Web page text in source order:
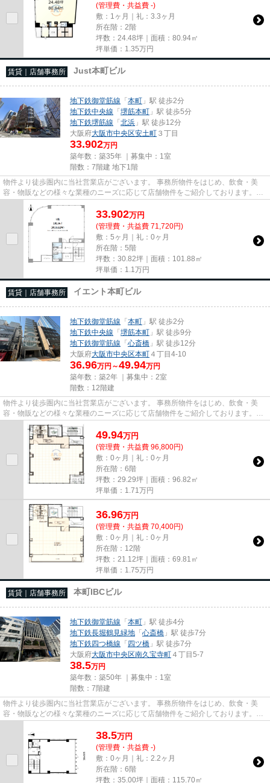
(管理費・共益費 -)
敷：1ヶ月｜礼：3.3ヶ月
所在階：2階
坪数：24.48坪｜面積：80.94㎡
坪単価： 1.35万円
賃貸｜店舗事務所 Just本町ビル
地下鉄御堂筋線 「本町 」駅 徒歩2分
地下鉄中央線 「堺筋本町 」駅 徒歩5分
地下鉄堺筋線 「北浜 」駅 徒歩12分
大阪府大阪市中央区安土町 ３丁目
33.902万円
築年数：築35年 ｜募集中： 1室
階数：7階建 地下1階
物件より徒歩圏内に当社営業店がございます。 事務所物件をはじめ、飲食・美
容・物販などの様々な業種のニーズに応じて店舗物件をご紹介しております。
尚、弊社ではおとり広告は一切...
33.902万円
(管理費・共益費 71,720円)
敷：5ヶ月｜礼：0ヶ月
所在階：5階
坪数：30.82坪｜面積：101.88㎡
坪単価： 1.1 万円
賃貸｜店舗事務所 イエント本町ビル
地下鉄御堂筋線 「本町 」駅 徒歩2分
地下鉄中央線 「堺筋本町 」駅 徒歩9分
地下鉄御堂筋線 「心斎橋 」駅 徒歩12分
大阪府大阪市中央区本町 ４丁目4-10
36.96万円～49.94万円
築年数：築2年 ｜募集中： 2室
階数：12階建
物件より徒歩圏内に当社営業店がございます。 事務所物件をはじめ、飲食・美
容・物販などの様々な業種のニーズに応じて店舗物件をご紹介しております。
尚、弊社ではおとり広告は一切...
49.94万円
(管理費・共益費 96,800円)
敷：0ヶ月｜礼：0ヶ月
所在階：6階
坪数：29.29坪｜面積：96.82㎡
坪単価： 1.71 万円
36.96万円
(管理費・共益費 70,400円)
敷：0ヶ月｜礼：0ヶ月
所在階：12階
坪数：21.12坪｜面積：69.81㎡
坪単価： 1.75万円
賃貸｜店舗事務所 本町IBCビル
地下鉄御堂筋線 「本町 」駅 徒歩4分
地下鉄長堀鶴見緑地 「心斎橋 」駅 徒歩7分
地下鉄四つ橋線 「四ツ橋 」駅 徒歩7分
大阪府大阪市中央区南久宝寺町 ４丁目5-7
38.5万円
築年数：築50年 ｜募集中： 1室
階数：7階建
物件より徒歩圏内に当社営業店がございます。 事務所物件をはじめ、飲食・美
容・物販などの様々な業種のニーズに応じて店舗物件をご紹介しております。
尚、弊社ではおとり広告は一切...
38.5万円
(管理費・共益費 -)
敷：0ヶ月｜礼：2.2ヶ月
所在階：6階
坪数：35.00坪｜面積：115.70㎡